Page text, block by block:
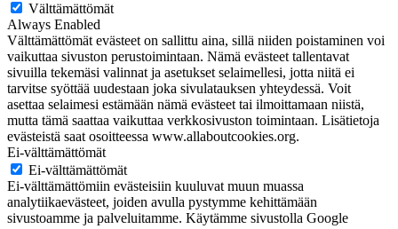
Välttämättömät
Always Enabled
Välttämättömät evästeet on sallittu aina, sillä niiden poistaminen voi
vaikuttaa sivuston perustoimintaan. Nämä evästeet tallentavat
sivuilla tekemäsi valinnat ja asetukset selaimellesi, jotta niitä ei
tarvitse syöttää uudestaan joka sivulatauksen yhteydessä. Voit
asettaa selaimesi estämään nämä evästeet tai ilmoittamaan niistä,
mutta tämä saattaa vaikuttaa verkkosivuston toimintaan. Lisätietoja
evästeistä saat osoitteessa www.allaboutcookies.org.
Ei-välttämättömät
Ei-välttämättömät
Ei-välttämättömiin evästeisiin kuuluvat muun muassa
analytiikaevästeet, joiden avulla pystymme kehittämään
sivustoamme ja palveluitamme. Käytämme sivustolla Google